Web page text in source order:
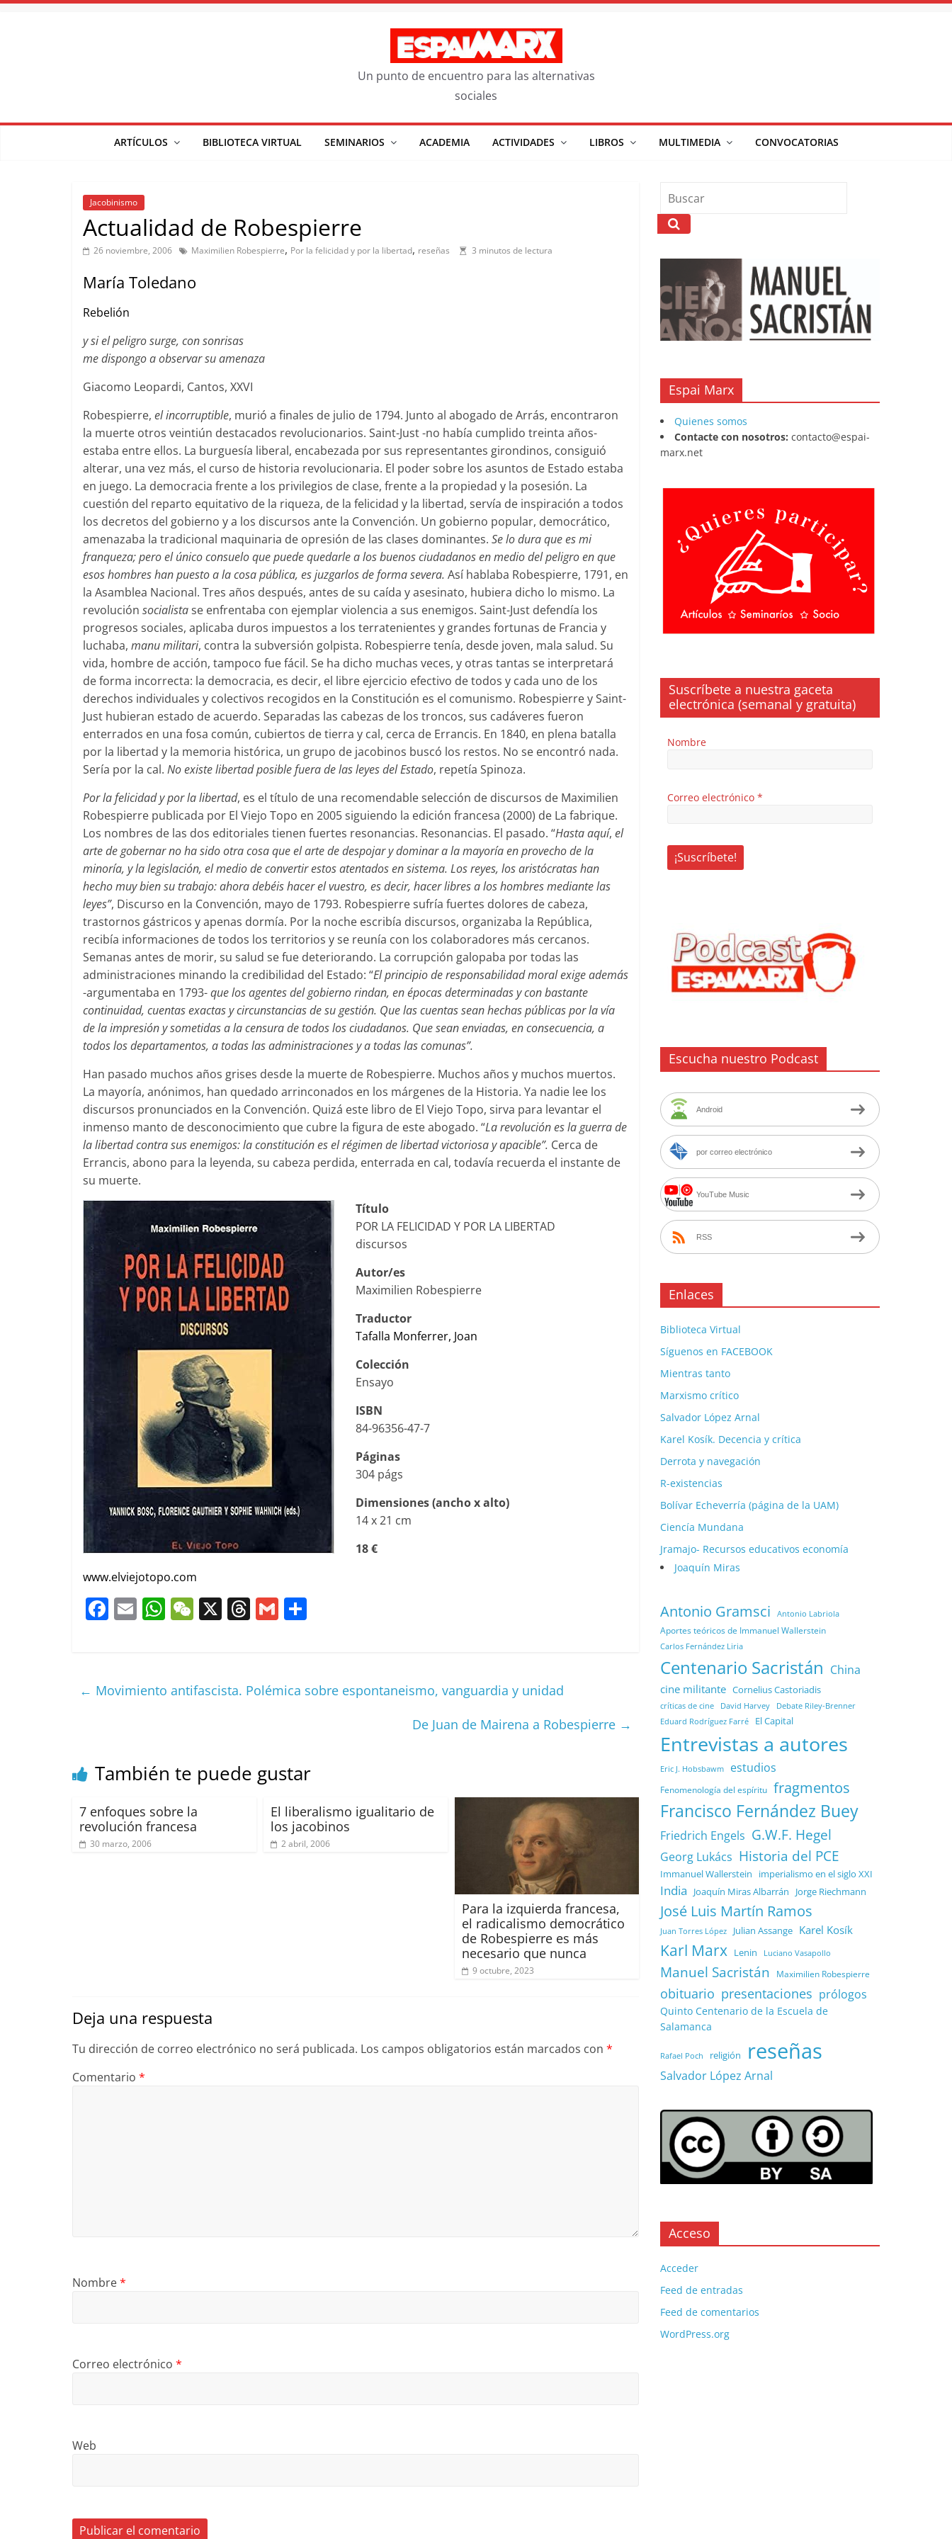
Saltar
Un punto de encuentro para las alternativas
sociales
ARTÍCULOS BIBLIOTECA VIRTUAL SEMINARIOS ACADEMIA ACTIVIDADES LIBROS MULTIMEDIA CONVOCATORIAS
Jacobinismo
Actualidad de Robespierre
26 noviembre, 2006 Maximilien Robespierre, Por la felicidad y por la libertad, reseñas 3 minutos de lectura
María Toledano
Rebelión
y si el peligro surge, con sonrisas
me dispongo a observar su amenaza
Giacomo Leopardi, Cantos, XXVI
Robespierre, el incorruptible, murió a finales de julio de 1794. Junto al abogado de Arrás, encontraron
la muerte otros veintiún destacados revolucionarios. Saint-Just -no había cumplido treinta años-
estaba entre ellos. La burguesía liberal, encabezada por sus representantes girondinos, consiguió
alterar, una vez más, el curso de historia revolucionaria. El poder sobre los asuntos de Estado estaba
en juego. La democracia frente a los privilegios de clase, frente a la propiedad y la posesión. La
cuestión del reparto equitativo de la riqueza, de la felicidad y la libertad, servía de inspiración a todos
los decretos del gobierno y a los discursos ante la Convención. Un gobierno popular, democrático,
amenazaba la tradicional maquinaria de opresión de las clases dominantes. Se lo dura que es mi
franqueza; pero el único consuelo que puede quedarle a los buenos ciudadanos en medio del peligro en que
esos hombres han puesto a la cosa pública, es juzgarlos de forma severa. Así hablaba Robespierre, 1791, en
la Asamblea Nacional. Tres años después, antes de su caída y asesinato, hubiera dicho lo mismo. La
revolución socialistase enfrentaba con ejemplar violencia a sus enemigos. Saint-Just defendía los
progresos sociales, aplicaba duros impuestos a los terratenientes y grandes fortunas de Francia y
luchaba, manu militari, contra la subversión golpista. Robespierre tenía, desde joven, mala salud. Su
vida, hombre de acción, tampoco fue fácil. Se ha dicho muchas veces, y otras tantas se interpretará
de forma incorrecta: la democracia, es decir, el libre ejercicio efectivo de todos y cada uno de los
derechos individuales y colectivos recogidos en la Constitución es el comunismo. Robespierre y Saint-
Just hubieran estado de acuerdo. Separadas las cabezas de los troncos, sus cadáveres fueron
enterrados en una fosa común, cubiertos de tierra y cal, cerca de Errancis. En 1840, en plena batalla
por la libertad y la memoria histórica, un grupo de jacobinos buscó los restos. No se encontró nada.
Sería por la cal. No existe libertad posible fuera de las leyes del Estado, repetía Spinoza.
Por la felicidad y por la libertad, es el título de una recomendable selección de discursos de Maximilien
Robespierre publicada por El Viejo Topo en 2005 siguiendo la edición francesa (2000) de La fabrique.
Los nombres de las dos editoriales tienen fuertes resonancias. Resonancias. El pasado. “Hasta aquí, el
arte de gobernar no ha sido otra cosa que el arte de despojar y dominar a la mayoría en provecho de la
minoría, y la legislación, el medio de convertir estos atentados en sistema. Los reyes, los aristócratas han
hecho muy bien su trabajo: ahora debéis hacer el vuestro, es decir, hacer libres a los hombres mediante las
leyes”, Discurso en la Convención, mayo de 1793. Robespierre sufría fuertes dolores de cabeza,
trastornos gástricos y apenas dormía. Por la noche escribía discursos, organizaba la República,
recibía informaciones de todos los territorios y se reunía con los colaboradores más cercanos.
Semanas antes de morir, su salud se fue deteriorando. La corrupción galopaba por todas las
administraciones minando la credibilidad del Estado: “El principio de responsabilidad moral exige además
-argumentaba en 1793-que los agentes del gobierno rindan, en épocas determinadas y con bastante
continuidad, cuentas exactas y circunstancias de su gestión. Que las cuentas sean hechas públicas por la vía
de la impresión y sometidas a la censura de todos los ciudadanos. Que sean enviadas, en consecuencia, a
todos los departamentos, a todas las administraciones y a todas las comunas”.
Han pasado muchos años grises desde la muerte de Robespierre. Muchos años y muchos muertos.
La mayoría, anónimos, han quedado arrinconados en los márgenes de la Historia. Ya nadie lee los
discursos pronunciados en la Convención. Quizá este libro de El Viejo Topo, sirva para levantar el
inmenso manto de desconocimiento que cubre la figura de este abogado. “La revolución es la guerra de
la libertad contra sus enemigos: la constitución es el régimen de libertad victoriosa y apacible”. Cerca de
Errancis, abono para la leyenda, su cabeza perdida, enterrada en cal, todavía recuerda el instante de
su muerte.
Título
POR LA FELICIDAD Y POR LA LIBERTAD
discursos
Autor/es
Maximilien Robespierre
Traductor
Tafalla Monferrer, Joan
Colección
Ensayo
ISBN
84-96356-47-7
Páginas
304 págs
Dimensiones (ancho x alto)
14 x 21 cm
18 €
www.elviejotopo.com
F
b
k
E W
A
W
at
X T
d
G
ar
← Movimiento antifascista. Polémica sobre espontaneismo, vanguardia y unidad
De Juan de Mairena a Robespierre →
También te puede gustar
7 enfoques sobre la
revolución francesa
30 marzo, 2006
El liberalismo igualitario de
los jacobinos
2 abril, 2006
Para la izquierda francesa,
el radicalismo democrático
de Robespierre es más
necesario que nunca
9 octubre, 2023
Deja una respuesta
Tu dirección de correo electrónico no será publicada. Los campos obligatorios están marcados con *
Comentario *
Nombre*
Correo electrónico *
Web
Espai Marx
Quienes somos
Contacte con nosotros: contacto@espai-
marx.net
Suscríbete a nuestra gaceta
electrónica (semanal y gratuita)
Nombre
Correo electrónico *
Escucha nuestro Podcast
Android
por correo electrónico
YouTube Music
RSS
Enlaces
Biblioteca Virtual
Síguenos en FACEBOOK
Mientras tanto
Marxismo crítico
Salvador López Arnal
Karel Kosík. Decencia y crítica
Derrota y navegación
R-existencias
Bolívar Echeverría (página de la UAM)
Ciencía Mundana
Jramajo- Recursos educativos economía
Joaquín Miras
Antonio Gramsci Antonio Labriola
Aportes teóricos de Immanuel Wallerstein
Carlos Fernández Liria
Centenario Sacristán China
cine militante Cornelius Castoriadis
críticas de cine David Harvey Debate Riley-Brenner
Eduard Rodríguez Farré El Capital
Entrevistas a autores
Eric J. Hobsbawm estudios
Fenomenología del espíritu fragmentos
Francisco Fernández Buey
Friedrich Engels G.W.F. Hegel
Georg Lukács Historia del PCE
Immanuel Wallerstein imperialismo en el siglo XXI
India Joaquín Miras Albarrán Jorge Riechmann
José Luis Martín Ramos
Juan Torres López Julian Assange Karel Kosík
Karl Marx Lenin Luciano Vasapollo
Manuel Sacristán Maximilien Robespierre
obituario presentaciones prólogos
Quinto Centenario de la Escuela de
Salamanca
Rafael Poch religión reseñas
Salvador López Arnal
Acceso
Acceder
Feed de entradas
Feed de comentarios
WordPress.org